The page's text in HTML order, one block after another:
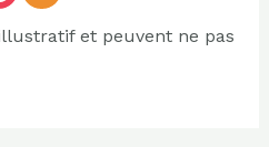
et peuvent ne pas